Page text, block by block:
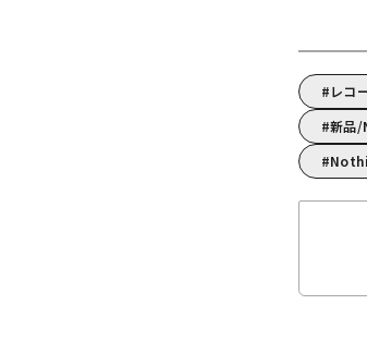
レコ
新品/